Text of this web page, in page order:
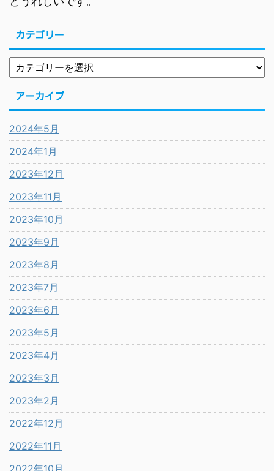
カテゴリー
アーカイブ
2024年5月
2024年1月
2023年12月
2023年11月
2023年10月
2023年9月
2023年8月
2023年7月
2023年6月
2023年5月
2023年4月
2023年3月
2023年2月
2022年12月
2022年11月